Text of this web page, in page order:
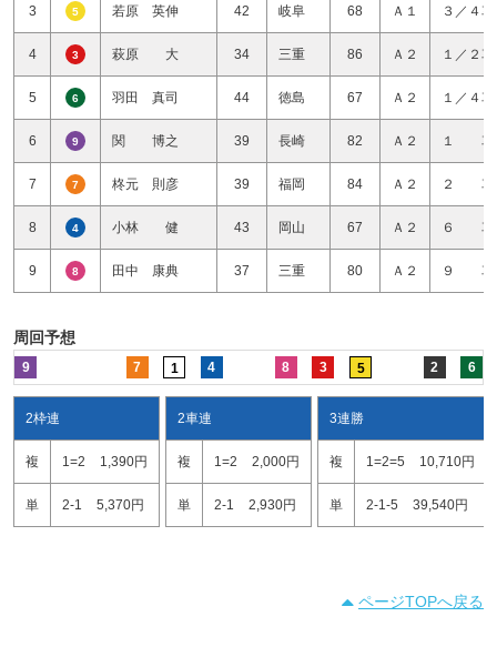
3 5 若原 英伸 42 岐阜 68 Ａ１ ３／４
4 3 萩原 大 34 三重 86 Ａ２ １／２
5 6 羽田 真司 44 徳島 67 Ａ２ １／４
6 9 関 博之 39 長崎 82 Ａ２ １ 車
7 7 柊元 則彦 39 福岡 84 Ａ２ ２ 車
8 4 小林 健 43 岡山 67 Ａ２ ６ 車
9 8 田中 康典 37 三重 80 Ａ２ ９ 車
周回予想
9 7 1 4 8 3 5 2 6
2枠連
複 1=2 1,390円
単 2-1 5,370円
2車連
複 1=2 2,000円
単 2-1 2,930円
3連勝
複 1=2=5 10,710円
単 2-1-5 39,540円
ページTOPへ戻る